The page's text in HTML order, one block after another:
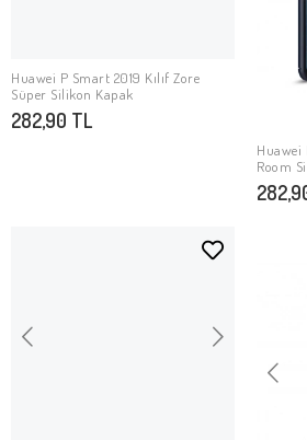
SEPETE EKLE
Huawei P Smart 2019 Kılıf Zore
Süper Silikon Kapak
282,90 TL
Huawei
Room